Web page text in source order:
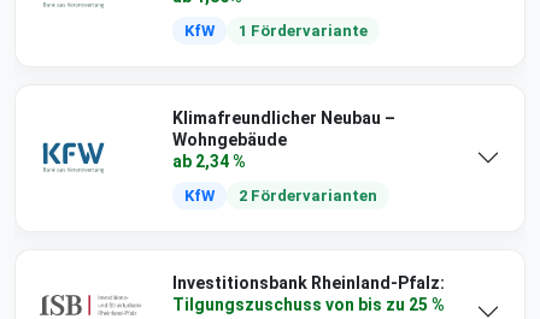
KfW 1 Fördervariante
Klimafreundlicher Neubau –
Wohngebäude
ab 2,34 %
KfW 2 Fördervarianten
Investitionsbank Rheinland-Pfalz:
Tilgungszuschuss von bis zu 25 %